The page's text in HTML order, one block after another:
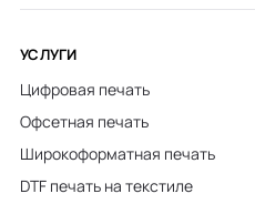
УСЛУГИ
Цифровая печать
Офсетная печать
Широкоформатная печать
DTF печать на текстиле